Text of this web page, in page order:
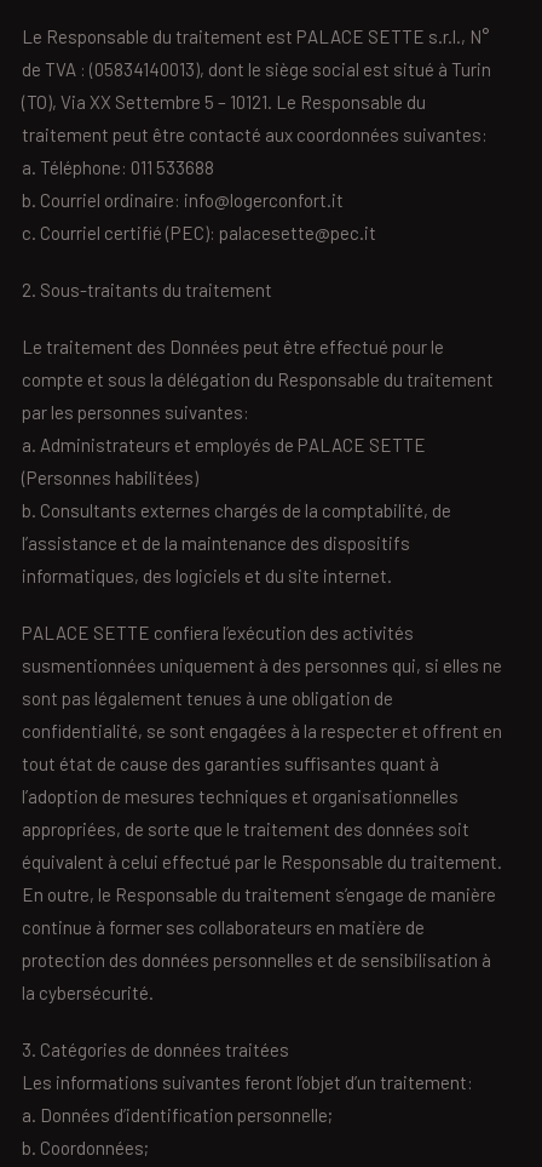
Le Responsable du traitement est PALACE SETTE s.r.l., N°
de TVA : (05834140013), dont le siège social est situé à Turin
(TO), Via XX Settembre 5 – 10121. Le Responsable du
traitement peut être contacté aux coordonnées suivantes:
a. Téléphone: 011 533688
b. Courriel ordinaire: info@logerconfort.it
c. Courriel certifié (PEC): palacesette@pec.it
2. Sous-traitants du traitement
Le traitement des Données peut être effectué pour le
compte et sous la délégation du Responsable du traitement
par les personnes suivantes:
a. Administrateurs et employés de PALACE SETTE
(Personnes habilitées)
b. Consultants externes chargés de la comptabilité, de
l’assistance et de la maintenance des dispositifs
informatiques, des logiciels et du site internet.
PALACE SETTE confiera l’exécution des activités
susmentionnées uniquement à des personnes qui, si elles ne
sont pas légalement tenues à une obligation de
confidentialité, se sont engagées à la respecter et offrent en
tout état de cause des garanties suffisantes quant à
l’adoption de mesures techniques et organisationnelles
appropriées, de sorte que le traitement des données soit
équivalent à celui effectué par le Responsable du traitement.
En outre, le Responsable du traitement s’engage de manière
continue à former ses collaborateurs en matière de
protection des données personnelles et de sensibilisation à
la cybersécurité.
3. Catégories de données traitées
Les informations suivantes feront l’objet d’un traitement:
a. Données d’identification personnelle;
b. Coordonnées;